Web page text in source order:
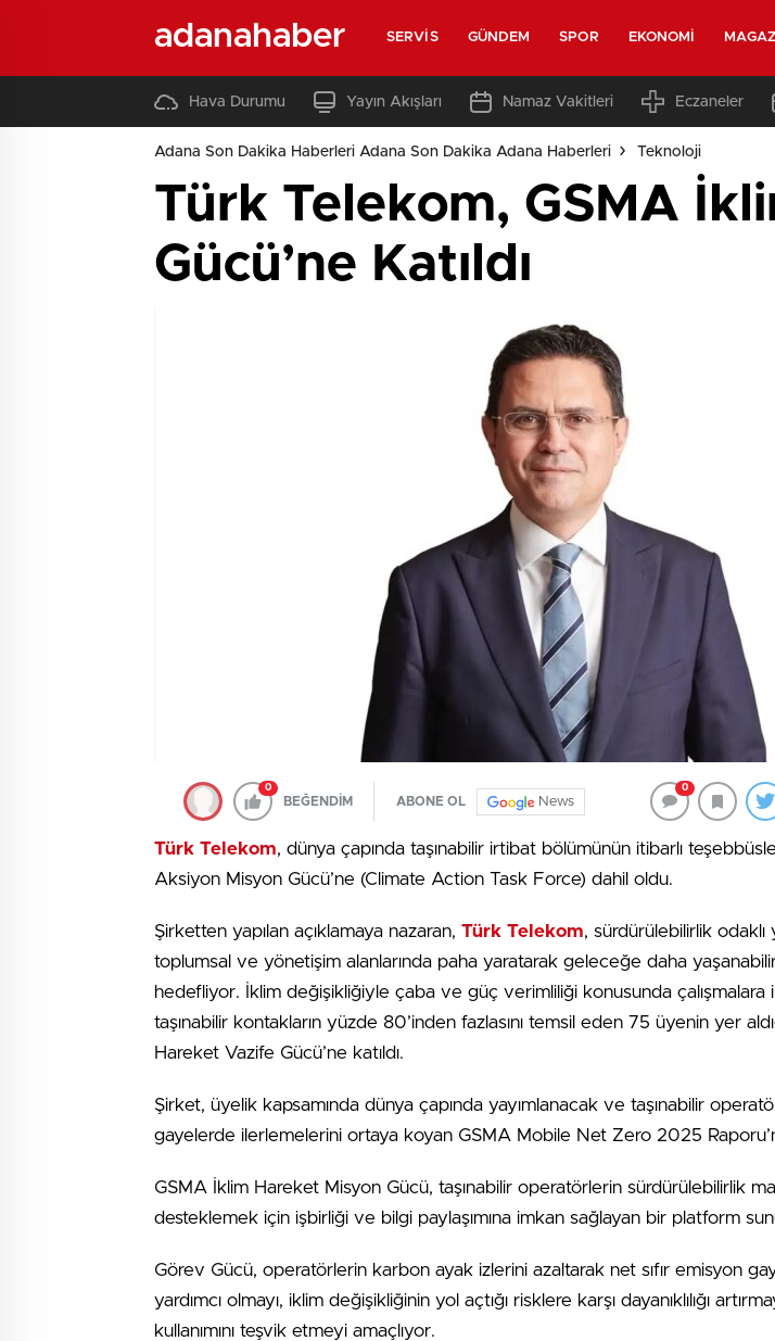
adanahaber SERVIS GÜNDEM SPOR EKONOMI
Hava Durumu Yayın Akışları Namaz Vakitleri Eczaneler
Adana Son Dakika Haberleri Adana Son Dakika Adana Haberleri Teknoloji
Türk Telekom, GSMA
Gücü’ne Katıldı
0
BEĞENDİM ABONE OL News
0
Türk Telekom, dünya çapında taşınabilir irtibat bölümünün itibarlı
Aksiyon Misyon Gücü’ne (Climate Action Task Force) dahil oldu.
Şirketten yapılan açıklamaya nazaran, Türk Telekom, sürdürülebilirlik odaklı
toplumsal ve yönetişim alanlarında paha yaratarak geleceğe daha
hedefliyor. İklim değişikliğiyle çaba ve güç verimliliği konusunda çalışmalara
taşınabilir kontakların yüzde 80’inden fazlasını temsil eden 75 üyenin yer
Hareket Vazife Gücü’ne katıldı.
Şirket, üyelik kapsamında dünya çapında yayımlanacak ve taşınabilir
gayelerde ilerlemelerini ortaya koyan GSMA Mobile Net Zero 2025
GSMA İklim Hareket Misyon Gücü, taşınabilir operatörlerin sürdürülebilirlik
desteklemek için işbirliği ve bilgi paylaşımına imkan sağlayan bir platform
Görev Gücü, operatörlerin karbon ayak izlerini azaltarak net sıfır emisyon
yardımcı olmayı, iklim değişikliğinin yol açtığı risklere karşı dayanıklılığı
kullanımını teşvik etmeyi amaçlıyor.